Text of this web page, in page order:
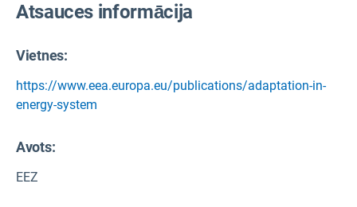
Atsauces informācija
Vietnes:
https://www.eea.europa.eu/publications/adaptation-in-
energy-system
Avots:
EEZ